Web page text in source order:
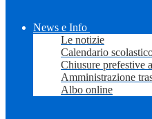
News e Info
Le notizie
Calendario
Chiusure prefestive
Amministrazione
Albo online